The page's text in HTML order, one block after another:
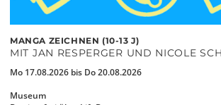
MANGA ZEICHNEN (10-13 J)
MIT JAN RESPERGER UND NICOLE
Mo 17.08.2026 bis Do 20.08.2026
Museum